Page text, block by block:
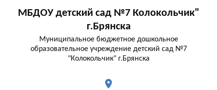
МБДОУ детский сад №7 Колокольчик"
г.Брянска
Муниципальное бюджетное дошкольное
образовательное учреждение детский сад №7
"Колокольчик" г.Брянска
place